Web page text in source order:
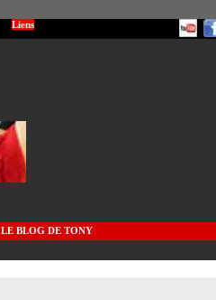
Liens
LE BLOG DE TONY